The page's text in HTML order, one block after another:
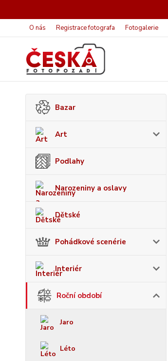
O nás Registrace fotografa Fotogalerie
Bazar
Art
Podlahy
Narozeniny a oslavy
Dětské
Pohádkové scenérie
Interiér
Roční období
Jaro
Léto